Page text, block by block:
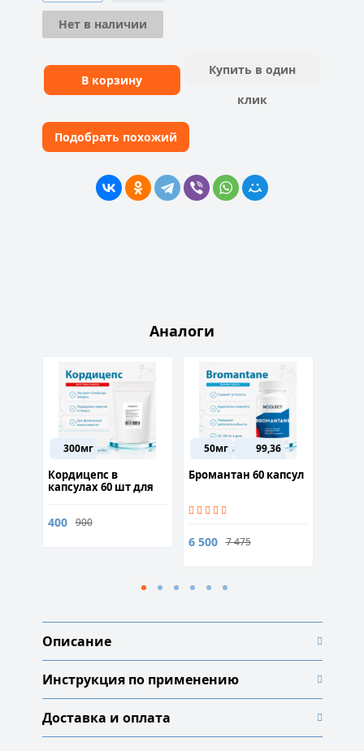
Нет в наличии
В корзину
Купить в один
клик
Подобрать похожий
Аналоги
300мг
Кордицепс в
капсулах 60 шт для
400 900
50мг 99,36
Бромантан 60 капсул
6 500 7 475
Описание
Инструкция по применению
Доставка и оплата